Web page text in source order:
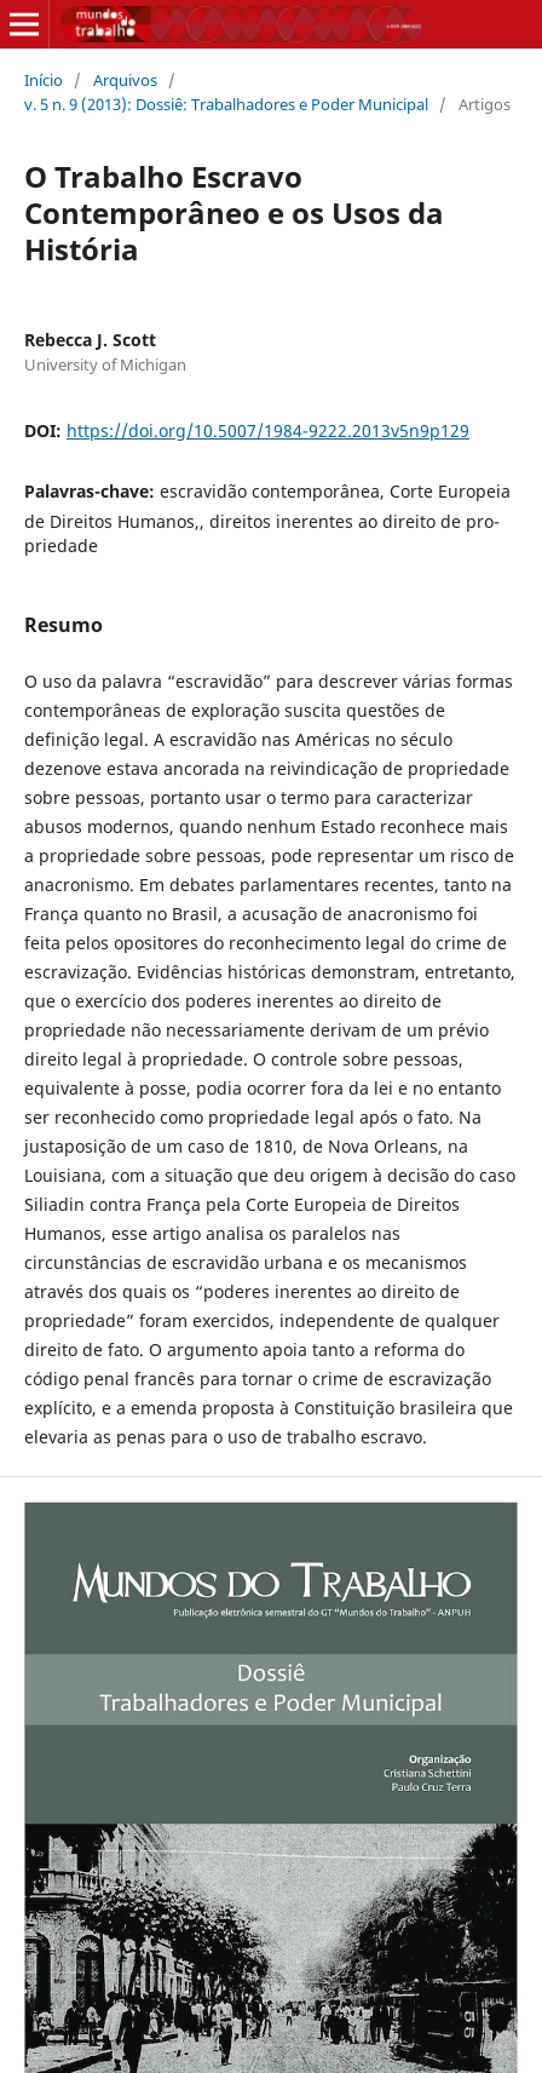
Início / Arquivos /
v. 5 n. 9 (2013): Dossiê: Trabalhadores e Poder Municipal / Artigos
O Trabalho Escravo
Contemporâneo e os Usos da
História
Rebecca J. Scott
University of Michigan
DOI: https://doi.org/10.5007/1984-9222.2013v5n9p129
Palavras-chave: escravidão contemporânea, Corte Europeia
de Direitos Humanos,, direitos inerentes ao direito de pro-
priedade
Resumo
O uso da palavra “escravidão” para descrever várias formas
contemporâneas de exploração suscita questões de
definição legal. A escravidão nas Américas no século
dezenove estava ancorada na reivindicação de propriedade
sobre pessoas, portanto usar o termo para caracterizar
abusos modernos, quando nenhum Estado reconhece mais
a propriedade sobre pessoas, pode representar um risco de
anacronismo. Em debates parlamentares recentes, tanto na
França quanto no Brasil, a acusação de anacronismo foi
feita pelos opositores do reconhecimento legal do crime de
escravização. Evidências históricas demonstram, entretanto,
que o exercício dos poderes inerentes ao direito de
propriedade não necessariamente derivam de um prévio
direito legal à propriedade. O controle sobre pessoas,
equivalente à posse, podia ocorrer fora da lei e no entanto
ser reconhecido como propriedade legal após o fato. Na
justaposição de um caso de 1810, de Nova Orleans, na
Louisiana, com a situação que deu origem à decisão do caso
Siliadin contra França pela Corte Europeia de Direitos
Humanos, esse artigo analisa os paralelos nas
circunstâncias de escravidão urbana e os mecanismos
através dos quais os “poderes inerentes ao direito de
propriedade” foram exercidos, independente de qualquer
direito de fato. O argumento apoia tanto a reforma do
código penal francês para tornar o crime de escravização
explícito, e a emenda proposta à Constituição brasileira que
elevaria as penas para o uso de trabalho escravo.